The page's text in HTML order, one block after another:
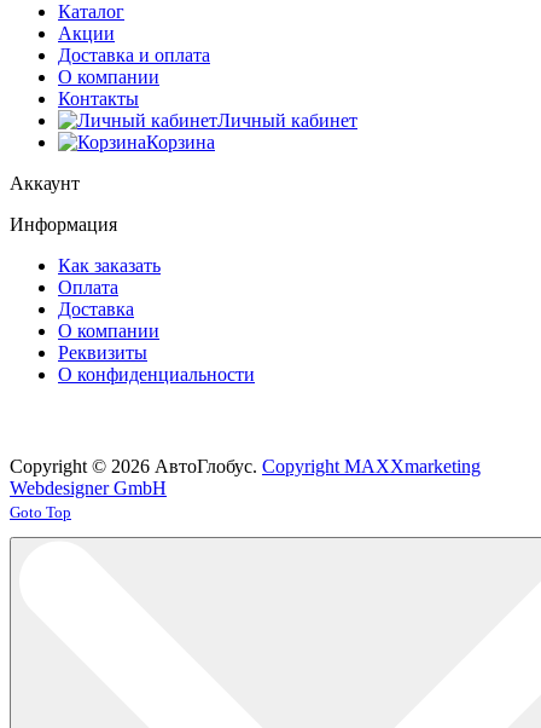
Каталог
Акции
Доставка и оплата
О компании
Контакты
Личный кабинет
Корзина
Аккаунт
Информация
Как заказать
Оплата
Доставка
О компании
Реквизиты
О конфиденциальности
Copyright © 2026 АвтоГлобус. Copyright MAXXmarketing
Webdesigner GmbH
Joomla! 3 Templates
Goto Top